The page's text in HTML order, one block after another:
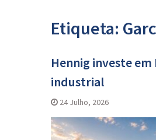
Etiqueta:
Hennig investe
industrial
24 Julho, 2026